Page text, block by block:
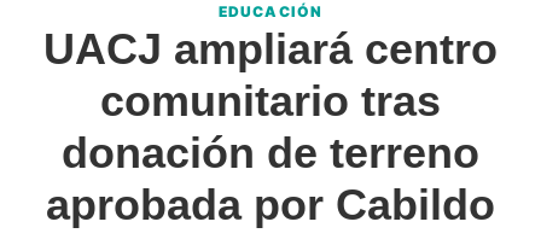
la
frontera
EDUCACIÓN
UACJ ampliará centro
comunitario tras
donación de terreno
aprobada por Cabildo